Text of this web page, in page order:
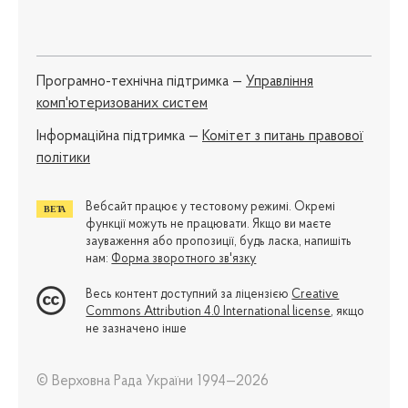
Програмно-технічна підтримка — Управління
комп'ютеризованих систем
Iнформаційна підтримка — Комітет з питань правової
політики
Вебсайт працює у тестовому режимі. Окремі
функції можуть не працювати. Якщо ви маєте
зауваження або пропозиції, будь ласка, напишіть
нам: Форма зворотного зв'язку
Весь контент доступний за ліцензією Creative
Commons Attribution 4.0 International license, якщо
не зазначено інше
© Верховна Рада України 1994—2026